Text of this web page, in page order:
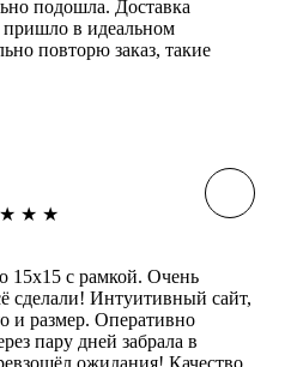
подошла. Доставка
в идеальном
повторю заказ, такие
★ ★ ★
15х15 с рамкой. Очень
сделали! Интуитивный сайт,
и размер. Оперативно
пару дней забрала в
ожидания! Качество